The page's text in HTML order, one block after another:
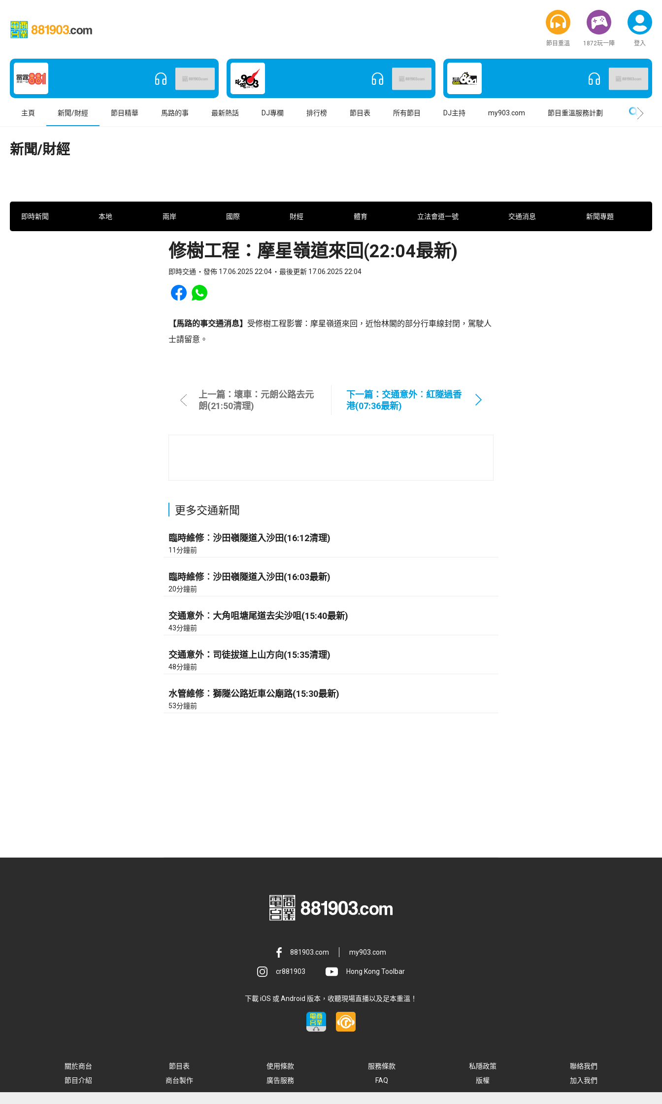
節目重溫 1872玩一陣 登入
主頁 新聞/財經 節目精華 馬路的事 最新熱話 DJ專欄 排行榜 節目表 所有節目 DJ主持 my903.com 節目重溫服務計劃
新聞/財經
即時新聞 本地 兩岸 國際 財經 體育 立法會道一號 交通消息 新聞專題
修樹工程：摩星嶺道來回(22:04最新)
即時交通 發佈 17.06.2025 22:04 最後更新 17.06.2025 22:04
Share to Facebook
Share to WhatsApp
【馬路的事交通消息】 受修樹工程影響：摩星嶺道來回，近怡林閣的部分行車線封閉，駕駛人
士請留意。
上一篇：壞車：元朗公路去元
朗(21:50清理)
下一篇：交通意外︰紅隧過香
港(07:36最新)
更多交通新聞
臨時維修︰沙田嶺隧道入沙田(16:12清理)
11分鐘前
臨時維修︰沙田嶺隧道入沙田(16:03最新)
20分鐘前
交通意外︰大角咀塘尾道去尖沙咀(15:40最新)
43分鐘前
交通意外：司徒拔道上山方向(15:35清理)
48分鐘前
水管維修︰獅隧公路近車公廟路(15:30最新)
53分鐘前
881903.com my903.com
cr881903 Hong Kong Toolbar
下載 iOS 或 Android 版本，收聽現場直播以及足本重溫！
關於商台 節目表 使用條款 服務條款 私隱政策
聯絡我們
節目介紹
商台製作 廣告服務 FAQ 版權 加入我們